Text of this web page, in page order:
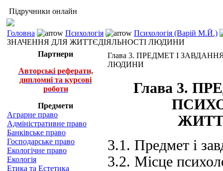
Підручники онлайн
Головна Психологія
Психологія (Варій М.Й.)
ЗНАЧЕННЯ ДЛЯ ЖИТТЄДІЯЛЬНОСТІ ЛЮДИНИ
Партнери
Авторські реферати,
дипломні та курсові
роботи
Предмети
Аграрне право
Адміністративне право
Банківське право
Господарське право
Екологічне право
Екологія
Етика та Естетика
Глава 3. ПРЕДМЕТ І
ЛЮДИНИ
Глава 3.
3.1. Предмет і
3.2. Місце